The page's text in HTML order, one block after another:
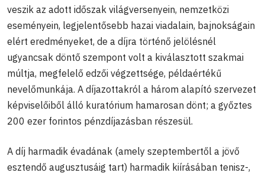
veszik az adott időszak világversenyein, nemzetközi
eseményein, legjelentősebb hazai viadalain, bajnokságain
elért eredményeket, de a díjra történő jelölésnél
ugyancsak döntő szempont volt a kiválasztott szakmai
múltja, megfelelő edzői végzettsége, példaértékű
nevelőmunkája. A díjazottakról a három alapító szervezet
képviselőiből álló kuratórium hamarosan dönt; a győztes
200 ezer forintos pénzdíjazásban részesül.
A díj harmadik évadának (amely szeptembertől a jövő
esztendő augusztusáig tart) harmadik kiírásában tenisz-,